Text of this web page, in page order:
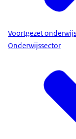
NVAO
Stichting
Voortgezet onderwijs
Onderwijssector